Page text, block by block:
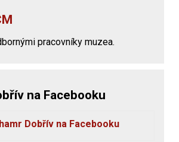
pracovníky muzea.
na Facebooku
Dobřív na Facebooku